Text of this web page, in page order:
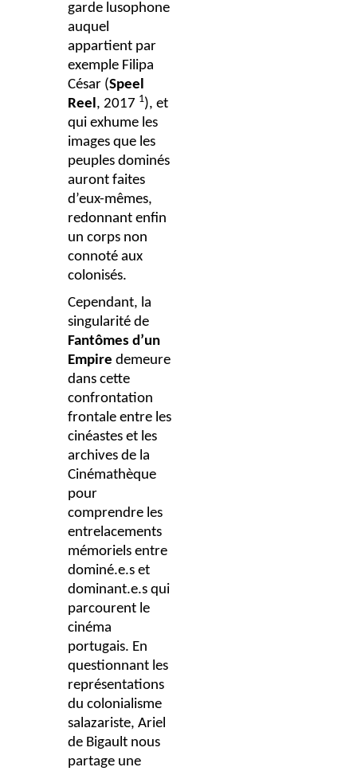
garde lusophone
auquel
appartient par
exemple Filipa
César (Speel
Reel, 2017 1), et
qui exhume les
images que les
peuples dominés
auront faites
d’eux-mêmes,
redonnant enfin
un corps non
connoté aux
colonisés.
Cependant, la
singularité de
Fantômes d’un
Empire demeure
dans cette
confrontation
frontale entre les
cinéastes et les
archives de la
Cinémathèque
pour
comprendre les
entrelacements
mémoriels entre
dominé.e.s et
dominant.e.s qui
parcourent le
cinéma
portugais. En
questionnant les
représentations
du colonialisme
salazariste, Ariel
de Bigault nous
partage une